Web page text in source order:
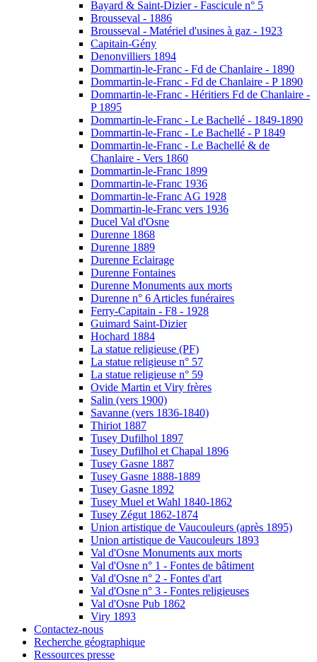
Bayard & Saint-Dizier - Fascicule n° 5
Brousseval - 1886
Brousseval - Matériel d'usines à gaz - 1923
Capitain-Gény
Denonvilliers 1894
Dommartin-le-Franc - Fd de Chanlaire - 1890
Dommartin-le-Franc - Fd de Chanlaire - P 1890
Dommartin-le-Franc - Héritiers Fd de Chanlaire -
P 1895
Dommartin-le-Franc - Le Bachellé - 1849-1890
Dommartin-le-Franc - Le Bachellé - P 1849
Dommartin-le-Franc - Le Bachellé & de
Chanlaire - Vers 1860
Dommartin-le-Franc 1899
Dommartin-le-Franc 1936
Dommartin-le-Franc AG 1928
Dommartin-le-Franc vers 1936
Ducel Val d'Osne
Durenne 1868
Durenne 1889
Durenne Eclairage
Durenne Fontaines
Durenne Monuments aux morts
Durenne n° 6 Articles funéraires
Ferry-Capitain - F8 - 1928
Guimard Saint-Dizier
Hochard 1884
La statue religieuse (PF)
La statue religieuse n° 57
La statue religieuse n° 59
Ovide Martin et Viry frères
Salin (vers 1900)
Savanne (vers 1836-1840)
Thiriot 1887
Tusey Dufilhol 1897
Tusey Dufilhol et Chapal 1896
Tusey Gasne 1887
Tusey Gasne 1888-1889
Tusey Gasne 1892
Tusey Muel et Wahl 1840-1862
Tusey Zégut 1862-1874
Union artistique de Vaucouleurs (après 1895)
Union artistique de Vaucouleurs 1893
Val d'Osne Monuments aux morts
Val d'Osne n° 1 - Fontes de bâtiment
Val d'Osne n° 2 - Fontes d'art
Val d'Osne n° 3 - Fontes religieuses
Val d'Osne Pub 1862
Viry 1893
Contactez-nous
Recherche géographique
Ressources presse